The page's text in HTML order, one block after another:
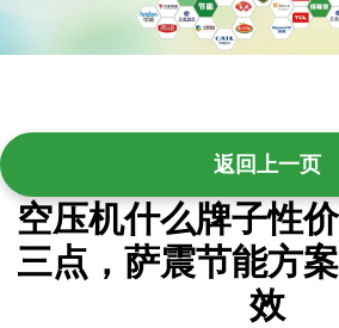
空压机什么牌子性
三点，萨震节能方
效